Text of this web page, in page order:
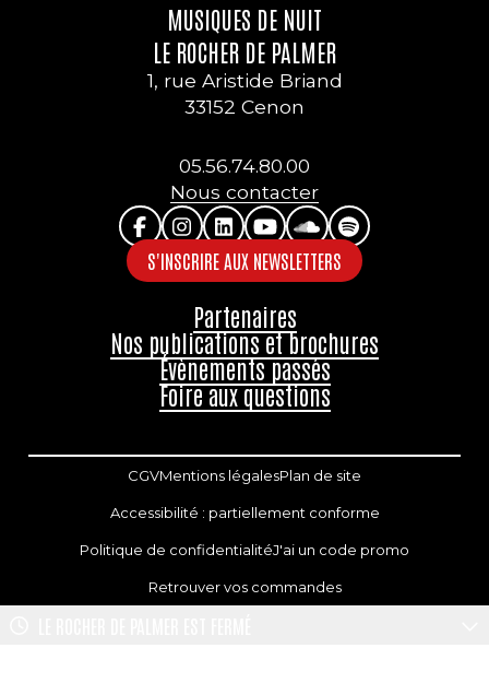
MUSIQUES DE NUIT
LE ROCHER DE PALMER
1, rue Aristide Briand
33152 Cenon
05.56.74.80.00
Nous contacter
S'INSCRIRE AUX NEWSLETTERS
Partenaires
Nos publications et brochures
Évènements passés
Foire aux questions
CGVMentions légalesPlan de site
Accessibilité : partiellement conforme
Politique de confidentialitéJ'ai un code promo
Retrouver vos commandes